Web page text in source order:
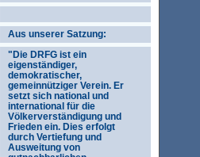
Aus unserer Satzung:
"Die DRFG ist ein
eigenständiger,
demokratischer,
gemeinnütziger Verein. Er
setzt sich national und
international für die
Völkerverständigung und
Frieden ein. Dies erfolgt
durch Vertiefung und
Ausweitung von